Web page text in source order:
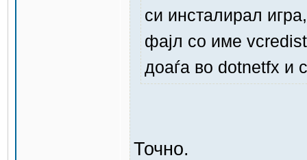
си инсталирал
фајл со име
доаѓа во dotnetfx и
Точно.